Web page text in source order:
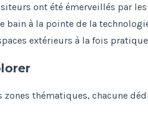
ont été émerveillés par
bain à la pointe de la
extérieurs à la fois
zones thématiques, chacune